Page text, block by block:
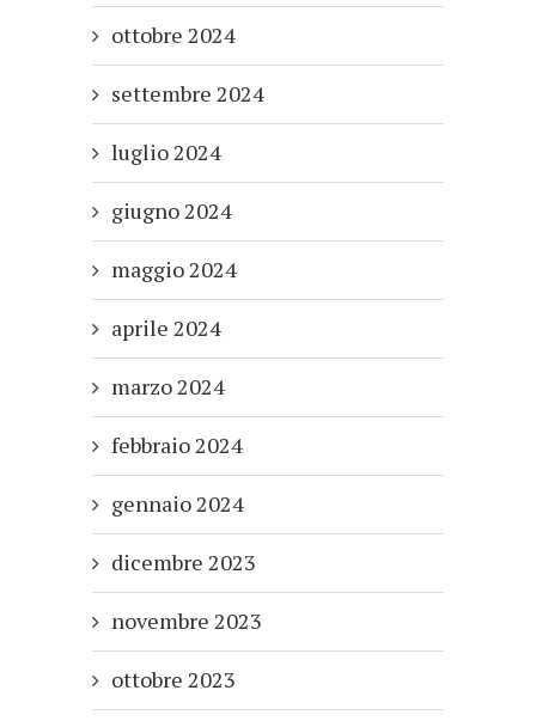
ottobre 2024
settembre 2024
luglio 2024
giugno 2024
maggio 2024
aprile 2024
marzo 2024
febbraio 2024
gennaio 2024
dicembre 2023
novembre 2023
ottobre 2023